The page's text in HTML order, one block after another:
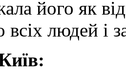
його як
всіх людей і